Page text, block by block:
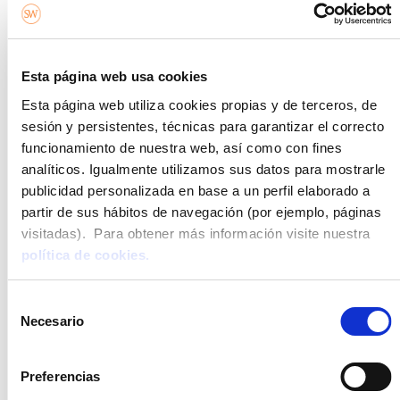
Esta página web usa cookies
Esta página web utiliza cookies propias y de terceros, de
sesión y persistentes, técnicas para garantizar el correcto
funcionamiento de nuestra web, así como con fines
analíticos. Igualmente utilizamos sus datos para mostrarle
publicidad personalizada en base a un perfil elaborado a
partir de sus hábitos de navegación (por ejemplo, páginas
visitadas). Para obtener más información visite nuestra
política de cookies.
Necesario
Preferencias
arañas de plástico encima de las calabazas, etc.
ese ambiente spooky de Halloween, la clave está
conseguirás darle a tu casa esevibede terror que
tanto reclama esta fecha.
Juegos y actividades divertidos para los niños
Hacer galletas de Navidad
Prepara un delicioso pumpkin spice
Hollow
o bien optar por algunas más child
Casper,
algunas series infantiles como
oLos